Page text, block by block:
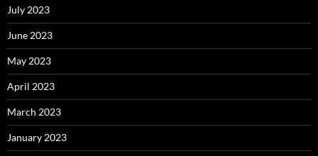
July 2023
June 2023
May 2023
April 2023
March 2023
January 2023